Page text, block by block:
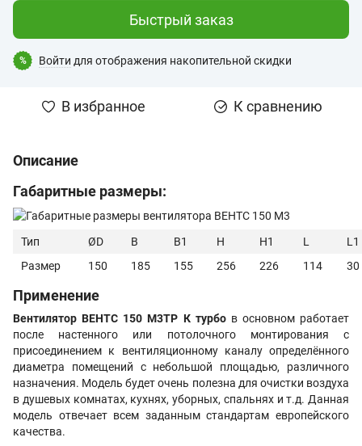
Быстрый заказ
% Войти для отображения накопительной скидки
В избранное К сравнению
Описание
Габаритные размеры:
Тип ØD В B1 H H1 L
L1
Размер
150 185 155 256 226 114 30
Применение
Вентилятор ВЕНТС 150 М3TP К турбов основном работает
после настенного или потолочного монтирования с
присоединением к вентиляционному каналу определённого
диаметра помещений с небольшой площадью, различного
назначения. Модель будет очень полезна для очистки воздуха
в душевых комнатах, кухнях, уборных, спальнях и т.д. Данная
модель отвечает всем заданным стандартам европейского
качества.